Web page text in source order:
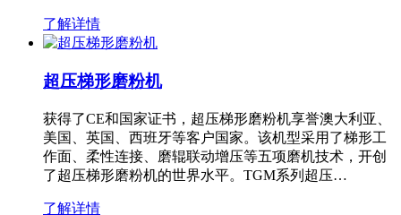
了解详情
超压梯形磨粉机
获得了CE和国家证书，超压梯形磨粉机享誉澳大利亚、
美国、英国、西班牙等客户国家。该机型采用了梯形工
作面、柔性连接、磨辊联动增压等五项磨机技术，开创
了超压梯形磨粉机的世界水平。TGM系列超压…
了解详情